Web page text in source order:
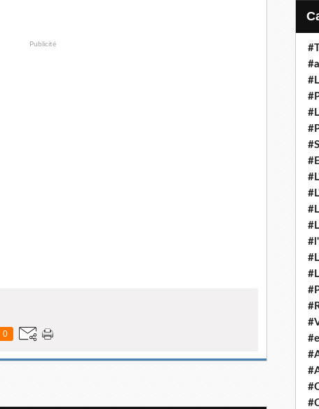
Publicité
0